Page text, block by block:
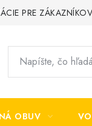
PRE ZÁKAZNÍKOV
OBUV